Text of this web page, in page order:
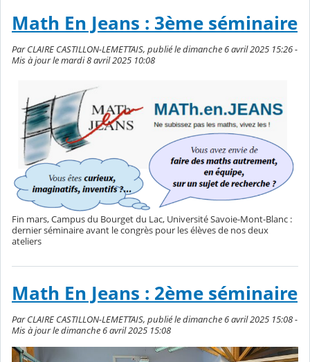
Math En Jeans : 3ème séminaire
Par CLAIRE CASTILLON-LEMETTAIS, publié le dimanche 6 avril 2025 15:26 -
Mis à jour le mardi 8 avril 2025 10:08
Fin mars, Campus du Bourget du Lac, Université Savoie-Mont-Blanc :
dernier séminaire avant le congrès pour les élèves de nos deux
ateliers
Math En Jeans : 2ème séminaire
Par CLAIRE CASTILLON-LEMETTAIS, publié le dimanche 6 avril 2025 15:08 -
Mis à jour le dimanche 6 avril 2025 15:08